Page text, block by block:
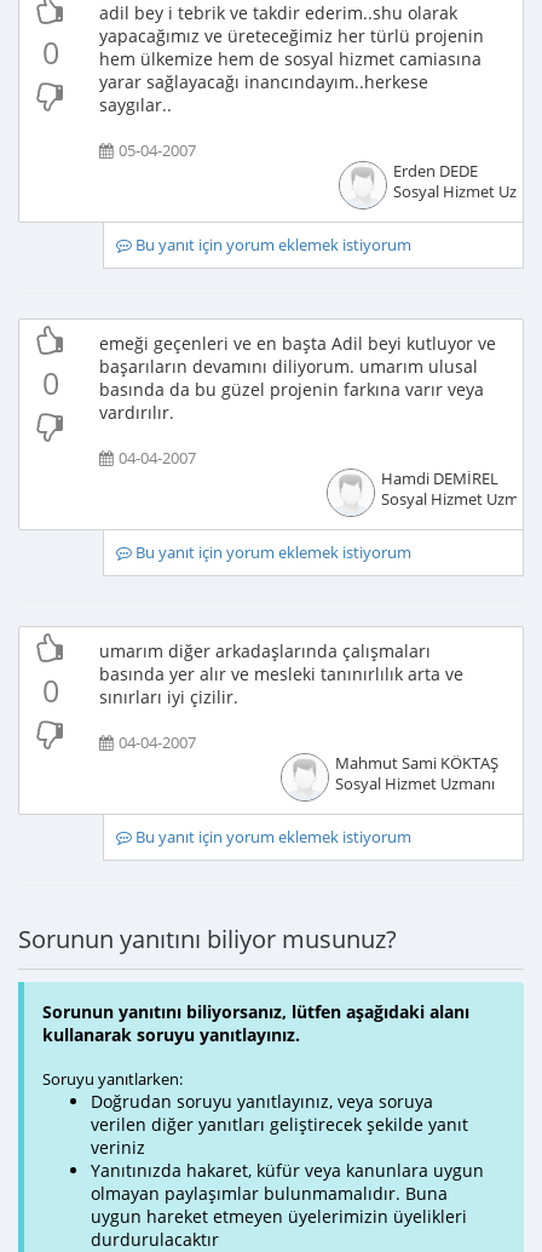
0
adil bey i tebrik ve takdir ederim..shu olarak
yapacağımız ve üreteceğimiz her türlü projenin
hem ülkemize hem de sosyal hizmet camiasına
yarar sağlayacağı inancındayım..herkese
saygılar..
05-04-2007
Erden DEDE
Sosyal Hizmet
Bu yanıt için yorum eklemek istiyorum
0
emeği geçenleri ve en başta Adil beyi kutluyor ve
başarıların devamını diliyorum. umarım ulusal
basında da bu güzel projenin farkına varır veya
vardırılır.
04-04-2007
Hamdi DEMİREL
Sosyal Hizmet Uzmanı
Bu yanıt için yorum eklemek istiyorum
0
umarım diğer arkadaşlarında çalışmaları
basında yer alır ve mesleki tanınırlılık arta ve
sınırları iyi çizilir.
04-04-2007
Mahmut Sami KÖKTAŞ
Sosyal Hizmet Uzmanı
Bu yanıt için yorum eklemek istiyorum
Sorunun yanıtını biliyor musunuz?
Sorunun yanıtını biliyorsanız, lütfen aşağıdaki alanı
kullanarak soruyu yanıtlayınız.
Soruyu yanıtlarken:
Doğrudan soruyu yanıtlayınız, veya soruya
verilen diğer yanıtları geliştirecek şekilde yanıt
veriniz
Yanıtınızda hakaret, küfür veya kanunlara uygun
olmayan paylaşımlar bulunmamalıdır. Buna
uygun hareket etmeyen üyelerimizin üyelikleri
durdurulacaktır